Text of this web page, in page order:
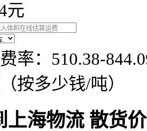
元
率：510.38-
按多少钱/吨）
上海物流 散货